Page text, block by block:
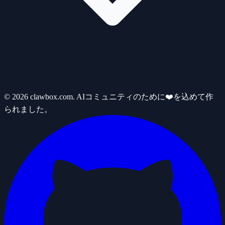
© 2026 clawbox.com. AIコミュニティのために❤️を込めて作
られました。